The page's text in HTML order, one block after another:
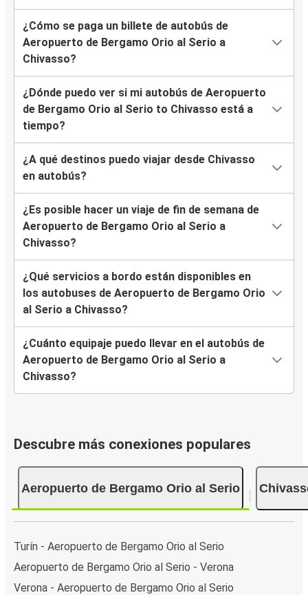
¿Cómo se paga un billete de autobús de
Aeropuerto de Bergamo Orio al Serio a
Chivasso?
¿Dónde puedo ver si mi autobús de Aeropuerto
de Bergamo Orio al Serio to Chivasso está a
tiempo?
¿A qué destinos puedo viajar desde Chivasso
en autobús?
¿Es posible hacer un viaje de fin de semana de
Aeropuerto de Bergamo Orio al Serio a
Chivasso?
¿Qué servicios a bordo están disponibles en
los autobuses de Aeropuerto de Bergamo Orio
al Serio a Chivasso?
¿Cuánto equipaje puedo llevar en el autobús de
Aeropuerto de Bergamo Orio al Serio a
Chivasso?
Descubre más conexiones populares
Aeropuerto de Bergamo Orio al Serio
Turín - Aeropuerto de Bergamo Orio al Serio
Aeropuerto de Bergamo Orio al Serio - Verona
Verona - Aeropuerto de Bergamo Orio al Serio